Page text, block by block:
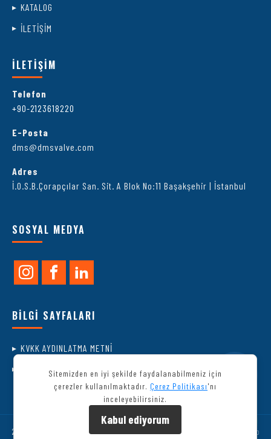
KATALOG
İLETİŞİM
İLETİŞİM
Telefon
+90-2123618220
E-Posta
dms@dmsvalve.com
Adres
İ.O.S.B.Çorapçılar San. Sit. A Blok No:11 Başakşehir | İstanbul
SOSYAL MEDYA
BİLGİ SAYFALARI
KVKK AYDINLATMA METNİ
ÇEREZ POLİTİKASI
2026. Copyright © DMS Valve SiteMap
Sitemizden en iyi şekilde faydalanabilmeniz için
çerezler kullanılmaktadır. Çerez Politikası'nı
inceleyebilirsiniz.
Kabul ediyorum